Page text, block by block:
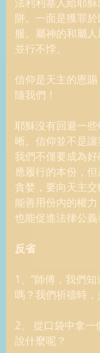
阱。一面是獲罪
服。屬神的和屬
並行不悖。
信仰是天主的恩
隨我們！
耶穌沒有回避一
晰。信仰並不是
我們不僅要成為
應履行的本份，
貪婪，要向天主
能善用份內的權
也能促進法律公義
反省
1、“師傅，我們
嗎？我們祈禱時
2、 從口袋中拿
說什麼呢？